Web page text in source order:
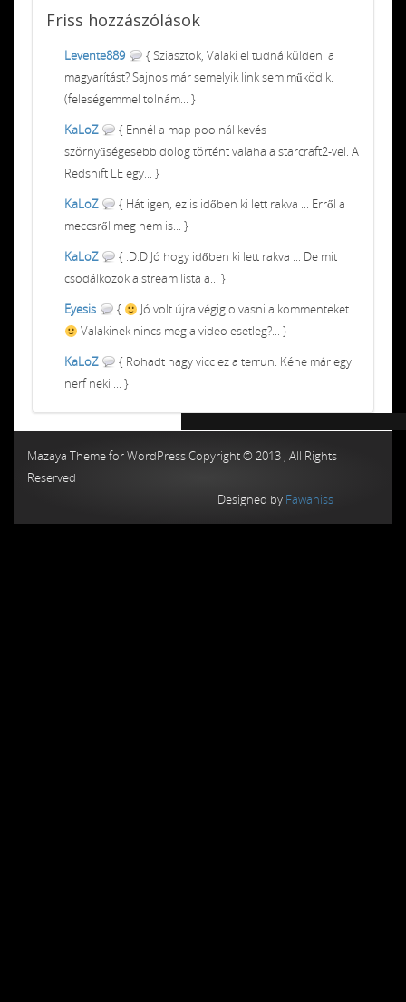
Friss hozzászólások
Levente889
{ Sziasztok, Valaki el tudná küldeni a
magyarítást? Sajnos már semelyik link sem működik.
(feleségemmel tolnám... }
KaLoZ
{ Ennél a map poolnál kevés
szörnyűségesebb dolog történt valaha a starcraft2-vel. A
Redshift LE egy... }
KaLoZ
{ Hát igen, ez is időben ki lett rakva ... Erről a
meccsről meg nem is... }
KaLoZ
{ :D:D Jó hogy időben ki lett rakva ... De mit
csodálkozok a stream lista a... }
Eyesis
{
Jó volt újra végig olvasni a kommenteket
Valakinek nincs meg a video esetleg?... }
KaLoZ
{ Rohadt nagy vicc ez a terrun. Kéne már egy
nerf neki ... }
Mazaya Theme for WordPress Copyright © 2013 , All Rights
Reserved
Designed by Fawaniss